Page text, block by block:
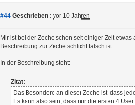
#44 Geschrieben : vor 10 Jahren
Mir ist bei der Zeche schon seit einiger Zeit
Beschreibung zur Zeche schlicht falsch ist.
In der Beschreibung steht:
Zitat:
Das Besondere an dieser Zeche ist, dass
Es kann also sein, dass nur die ersten 4